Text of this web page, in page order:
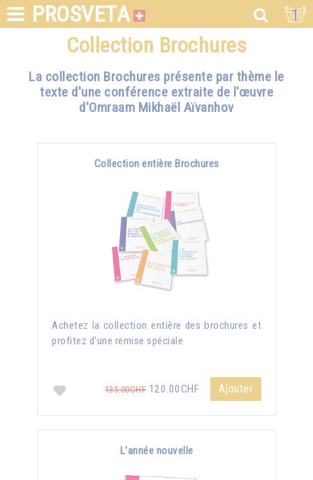
PROSVETA 1
Collection Brochures
La collection Brochures présente par thème le
texte d'une conférence extraite de l'œuvre
d'Omraam Mikhaël Aïvanhov
Collection entière Brochures
Achetez la collection entière des brochures et
profitez d'une remise spéciale
135.00CHF 120.00CHF Ajouter
L'année nouvelle